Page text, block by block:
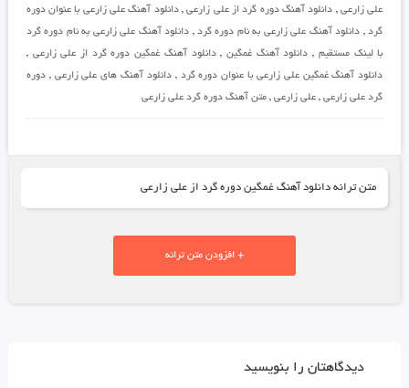
علی زارعی , دانلود آهنگ دوره گرد از علی زارعی,دانلود آهنگ علی زارعی با عنوان دوره
گرد, دانلود آهنگ علی زارعی به نام دوره گرد, دانلود آهنگ علی زارعی به نام دوره گرد
با لینک مستقیم , دانلود آهنگ غمگین ,دانلود آهنگ غمگین دوره گرد از علی زارعی ,
دانلود آهنگ غمگین علی زارعی با عنوان دوره گرد ,دانلود آهنگ های علی زارعی ,دوره
گرد علی زارعی, علی زارعی, متن آهنگ دوره گرد علی زارعی
متن ترانه دانلود آهنگ غمگین دوره گرد از علی زارعی
+ افزودن متن ترانه
دیدگاهتان را بنویسید